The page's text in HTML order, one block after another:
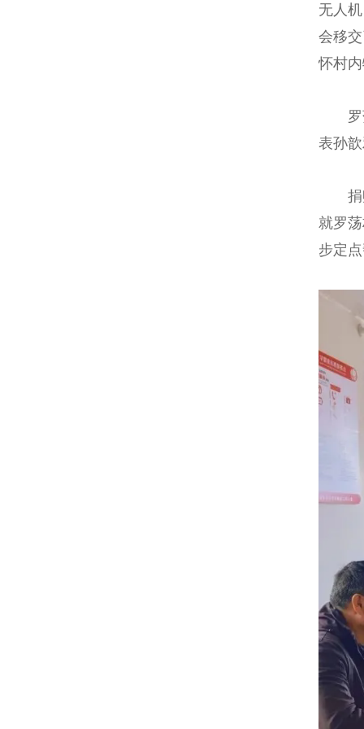
无人
会移
怀村
罗荡
表孙
捐赠
就罗
步定